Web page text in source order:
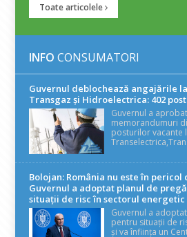
Toate articolele
INFO CONSUMATORI
Guvernul deblochează angajările
Transgaz și Hidroelectrica: 402
Guvernul a
memorandumuri
posturilor vacante
Bolojan: România nu este în pericol
Guvernul a adoptat planul de
situații de risc în sectorul energetic
Guvernul a
pentru situații de
și va înființa un